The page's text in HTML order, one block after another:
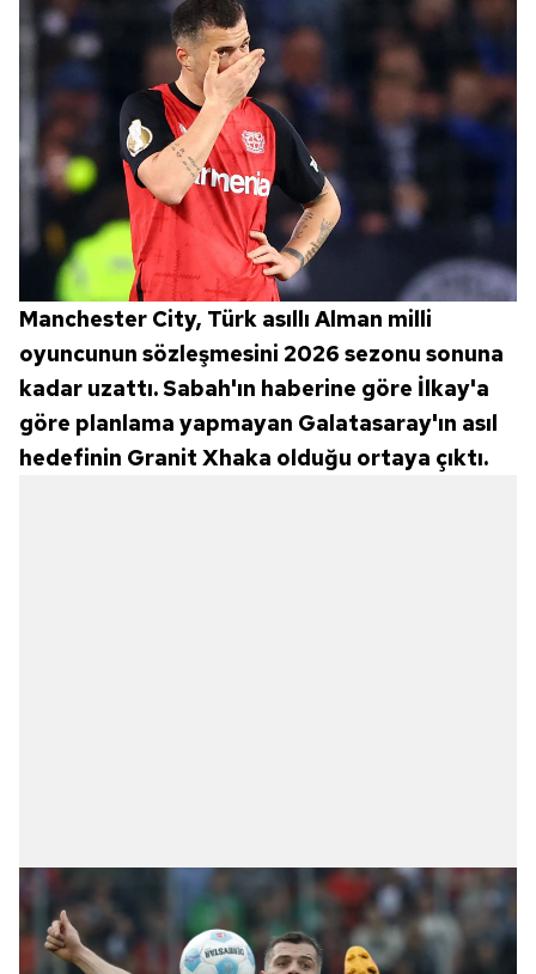
Manchester City, Türk asıllı Alman milli
oyuncunun sözleşmesini 2026 sezonu sonuna
kadar uzattı. Sabah'ın haberine göre İlkay'a
göre planlama yapmayan Galatasaray'ın asıl
hedefinin Granit Xhaka olduğu ortaya çıktı.